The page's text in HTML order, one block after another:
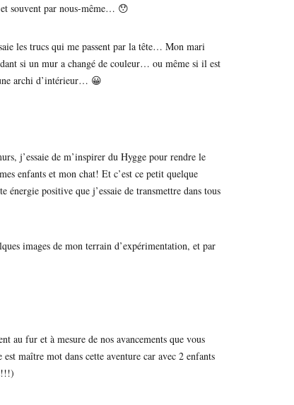
souvent par nous-même… 😯
les trucs qui me passent par la tête… Mon mari
si un mur a changé de couleur… ou même si il est
archi d’intérieur… 😀
j’essaie de m’inspirer du Hygge pour rendre le
enfants et mon chat! Et c’est ce petit quelque
énergie positive que j’essaie de transmettre dans tous
images de mon terrain d’expérimentation, et par
au fur et à mesure de nos avancements que vous
maître mot dans cette aventure car avec 2 enfants